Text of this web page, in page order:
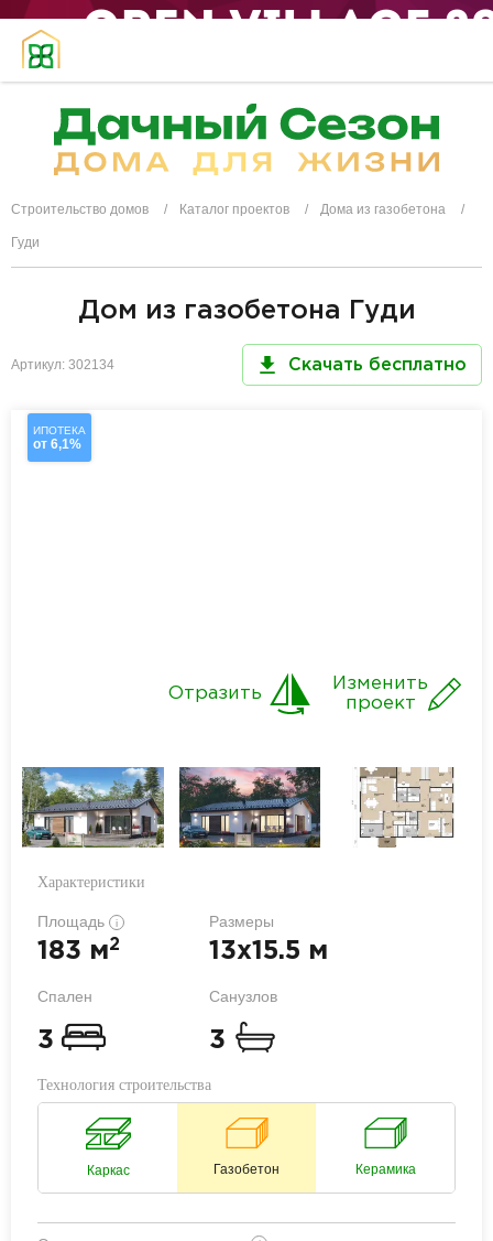
Строительство домов Каталог проектов Дома из газобетона
Гуди
Дом из газобетона Гуди
Артикул: 302134 Скачать бесплатно
ИПОТЕКА
от 6,1%
Изменить
проект
Отразить
Характеристики
Площадь i
183 м2
Размеры
13x15.5 м
Спален
3
Санузлов
3
Технология строительства
Каркас Газобетон Керамика